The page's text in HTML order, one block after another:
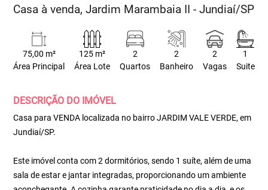
Casa à venda, Jardim Marambaia II - Jundiaí/SP
75,00 m²
Área Principal
125 m²
Área Lote
2
Quartos
2
Banheiro
2
Vagas
1
Suite
DESCRIÇÃO DO IMÓVEL
Casa para VENDA localizada no bairro JARDIM VALE VERDE, em
Jundiaí/SP.
Este imóvel conta com 2 dormitórios, sendo 1 suíte, além de uma
sala de estar e jantar integradas, proporcionando um ambiente